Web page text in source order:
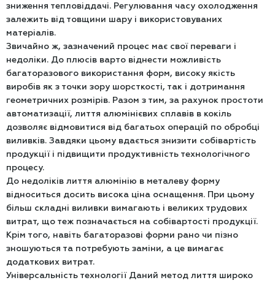
зниження тепловіддачі. Регулювання часу охолодження
залежить від товщини шару і використовуваних
матеріалів.
Звичайно ж, зазначений процес має свої переваги і
недоліки. До плюсів варто віднести можливість
багаторазового використання форм, високу якість
виробів як з точки зору шорсткості, так і дотримання
геометричних розмірів. Разом з тим, за рахунок простоти
автоматизації, лиття алюмінієвих сплавів в кокіль
дозволяє відмовитися від багатьох операцій по обробці
виливків. Завдяки цьому вдається знизити собівартість
продукції і підвищити продуктивність технологічного
процесу.
До недоліків лиття алюмінію в металеву форму
відноситься досить висока ціна оснащення. При цьому
більш складні виливки вимагають і великих трудових
витрат, що теж позначається на собівартості продукції.
Крім того, навіть багаторазові форми рано чи пізно
зношуються та потребують заміни, а це вимагає
додаткових витрат.
Універсальність технології Даний метод лиття широко